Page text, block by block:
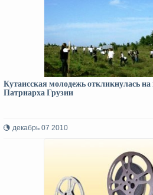
Кутаисская молодежь откликнулась
Патриарха Грузии
декабрь 07 2010